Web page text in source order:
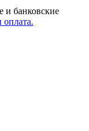
и банковские
оплата.